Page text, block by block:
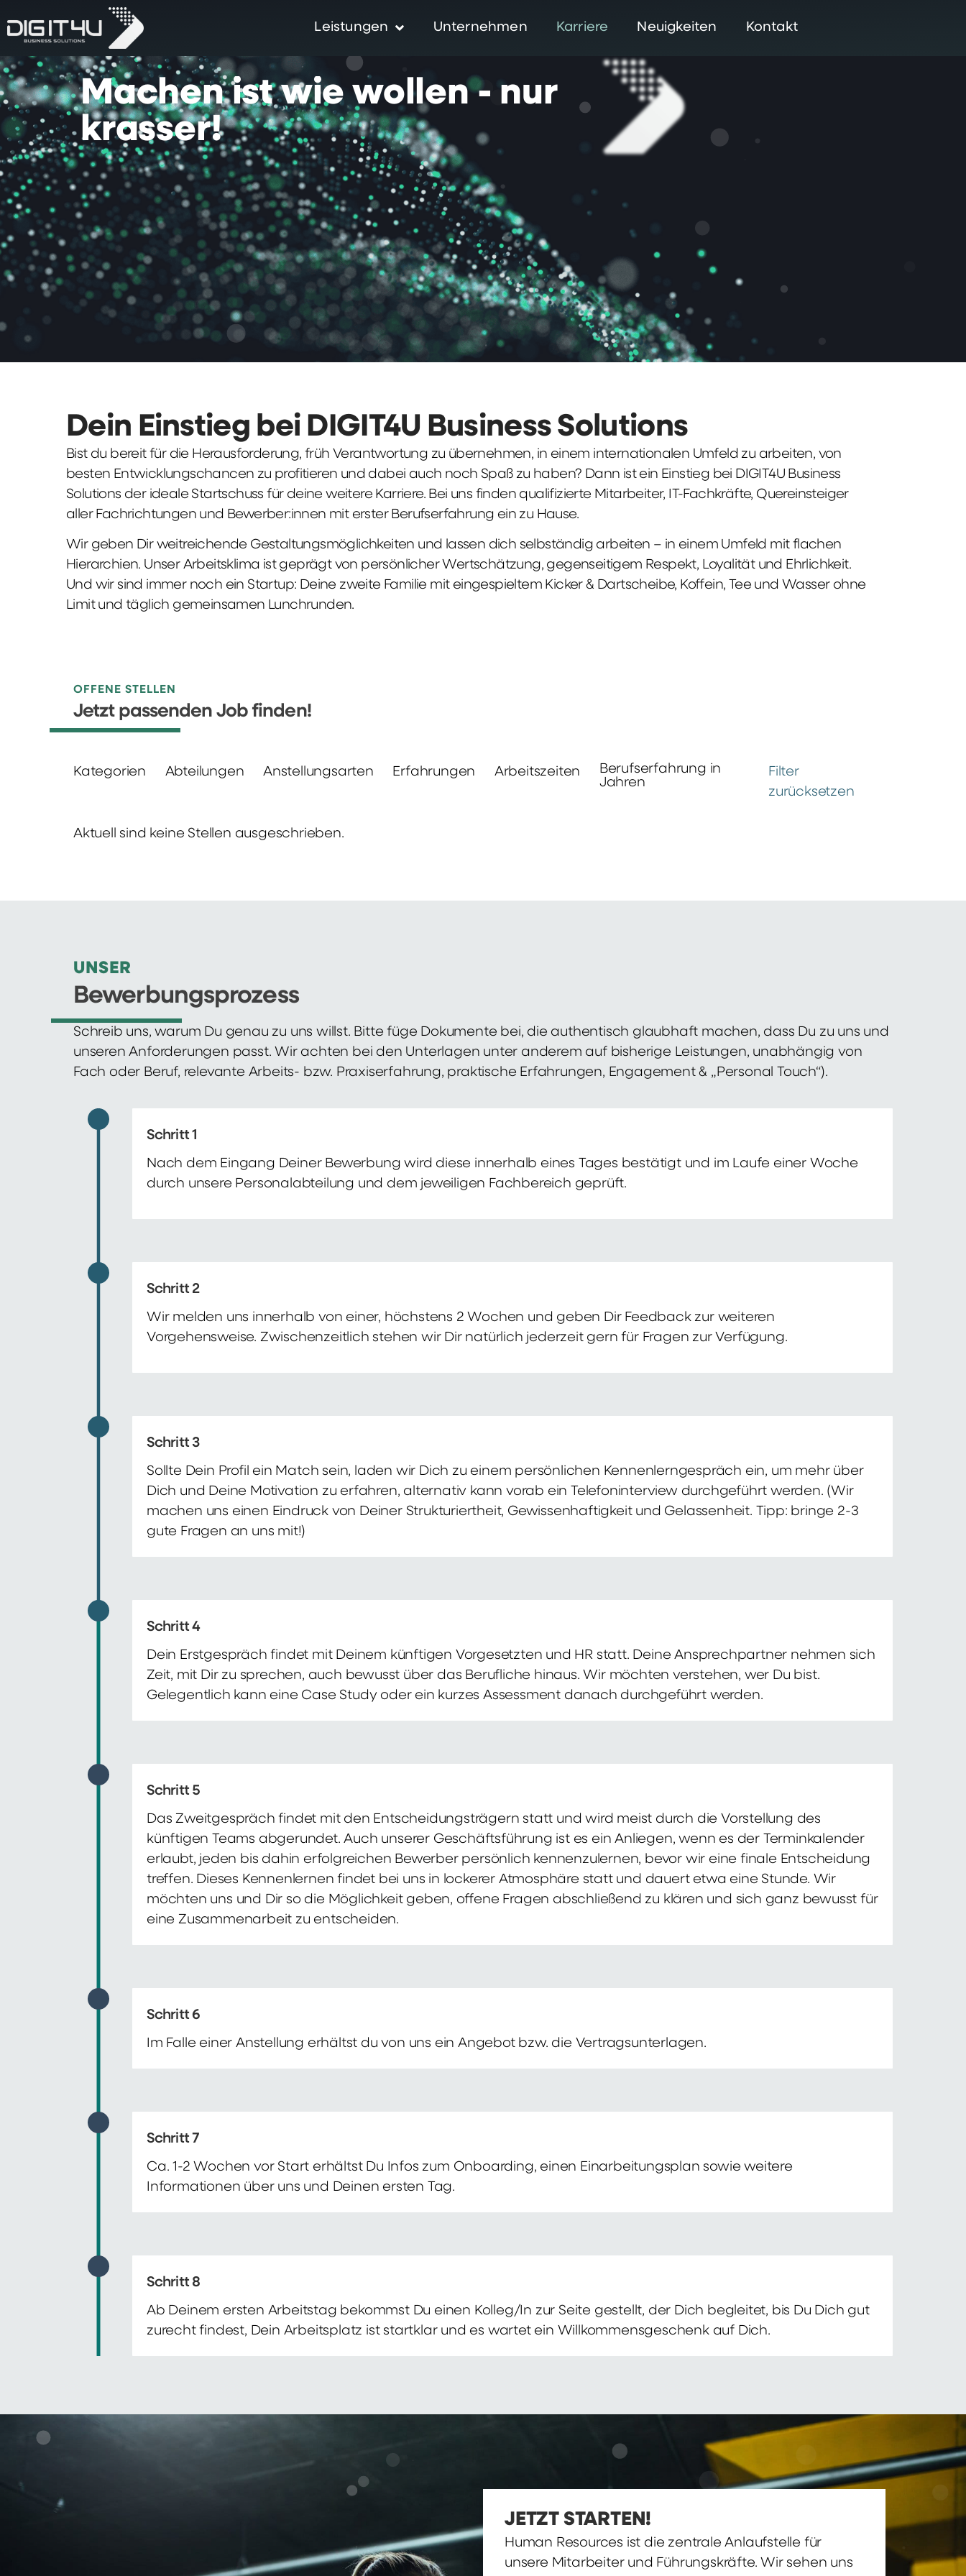
Leistungen Unternehmen Karriere Neuigkeiten Kontakt
Machen ist wie wollen - nur
krasser!
Dein Einstieg bei DIGIT4U Business Solutions
Bist du bereit für die Herausforderung, früh Verantwortung zu übernehmen, in einem internationalen Umfeld zu arbeiten, von
besten Entwicklungschancen zu profitieren und dabei auch noch Spaß zu haben? Dann ist ein Einstieg bei DIGIT4U Business
Solutions der ideale Startschuss für deine weitere Karriere. Bei uns finden qualifizierte Mitarbeiter, IT-Fachkräfte, Quereinsteiger
aller Fachrichtungen und Bewerber:innen mit erster Berufserfahrung ein zu Hause.
Wir geben Dir weitreichende Gestaltungsmöglichkeiten und lassen dich selbständig arbeiten – in einem Umfeld mit flachen
Hierarchien. Unser Arbeitsklima ist geprägt von persönlicher Wertschätzung, gegenseitigem Respekt, Loyalität und Ehrlichkeit.
Und wir sind immer noch ein Startup: Deine zweite Familie mit eingespieltem Kicker & Dartscheibe, Koffein, Tee und Wasser ohne
Limit und täglich gemeinsamen Lunchrunden.
OFFENE STELLEN
Jetzt passenden Job finden!
Kategorien Abteilungen Anstellungsarten Erfahrungen Arbeitszeiten
Berufserfahrung in
Jahren
Filter
zurücksetzen
Aktuell sind keine Stellen ausgeschrieben.
UNSER
Bewerbungsprozess
Schreib uns, warum Du genau zu uns willst. Bitte füge Dokumente bei, die authentisch glaubhaft machen, dass Du zu uns und
unseren Anforderungen passt. Wir achten bei den Unterlagen unter anderem auf bisherige Leistungen, unabhängig von
Fach oder Beruf, relevante Arbeits- bzw. Praxiserfahrung, praktische Erfahrungen, Engagement & „Personal Touch“).
Schritt 1
Nach dem Eingang Deiner Bewerbung wird diese innerhalb eines Tages bestätigt und im Laufe einer Woche
durch unsere Personalabteilung und dem jeweiligen Fachbereich geprüft.
Schritt 2
Wir melden uns innerhalb von einer, höchstens 2 Wochen und geben Dir Feedback zur weiteren
Vorgehensweise. Zwischenzeitlich stehen wir Dir natürlich jederzeit gern für Fragen zur Verfügung.
Schritt 3
Sollte Dein Profil ein Match sein, laden wir Dich zu einem persönlichen Kennenlerngespräch ein, um mehr über
Dich und Deine Motivation zu erfahren, alternativ kann vorab ein Telefoninterview durchgeführt werden. (Wir
machen uns einen Eindruck von Deiner Strukturiertheit, Gewissenhaftigkeit und Gelassenheit. Tipp: bringe 2-3
gute Fragen an uns mit!)
Schritt 4
Dein Erstgespräch findet mit Deinem künftigen Vorgesetzten und HR statt. Deine Ansprechpartner nehmen sich
Zeit, mit Dir zu sprechen, auch bewusst über das Berufliche hinaus. Wir möchten verstehen, wer Du bist.
Gelegentlich kann eine Case Study oder ein kurzes Assessment danach durchgeführt werden.
Schritt 5
Das Zweitgespräch findet mit den Entscheidungsträgern statt und wird meist durch die Vorstellung des
künftigen Teams abgerundet. Auch unserer Geschäftsführung ist es ein Anliegen, wenn es der Terminkalender
erlaubt, jeden bis dahin erfolgreichen Bewerber persönlich kennenzulernen, bevor wir eine finale Entscheidung
treffen. Dieses Kennenlernen findet bei uns in lockerer Atmosphäre statt und dauert etwa eine Stunde. Wir
möchten uns und Dir so die Möglichkeit geben, offene Fragen abschließend zu klären und sich ganz bewusst für
eine Zusammenarbeit zu entscheiden.
Schritt 6
Im Falle einer Anstellung erhältst du von uns ein Angebot bzw. die Vertragsunterlagen.
Schritt 7
Ca. 1-2 Wochen vor Start erhältst Du Infos zum Onboarding, einen Einarbeitungsplan sowie weitere
Informationen über uns und Deinen ersten Tag.
Schritt 8
Ab Deinem ersten Arbeitstag bekommst Du einen Kolleg/In zur Seite gestellt, der Dich begleitet, bis Du Dich gut
zurecht findest, Dein Arbeitsplatz ist startklar und es wartet ein Willkommensgeschenk auf Dich.
JETZT STARTEN!
Human Resources ist die zentrale Anlaufstelle für
unsere Mitarbeiter und Führungskräfte. Wir sehen uns